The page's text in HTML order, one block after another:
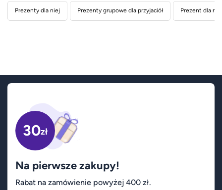
Prezenty dla niej Prezenty grupowe dla przyjaciół Prezent dla
30zł
Na pierwsze zakupy!
Rabat na zamówienie powyżej 400 zł.